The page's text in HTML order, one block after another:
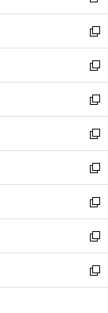
開
く
ウ
で
開
く
ウ
ィ
ン
ド
ウ
で
開
く
し
い
ウ
ィ
ン
ド
ウ
で
開
く
新
し
い
ウ
ィ
ン
ド
ウ
で
開
く
新
し
い
ウ
ィ
ン
ド
ウ
で
開
く
新
し
い
ウ
ィ
ン
ド
ウ
で
開
く
新
し
い
ウ
ィ
ン
ド
ウ
で
開
新
し
い
ウ
ィ
ン
ド
ウ
新
し
い
ウ
ィ
ン
新
し
い
ウ
新
し